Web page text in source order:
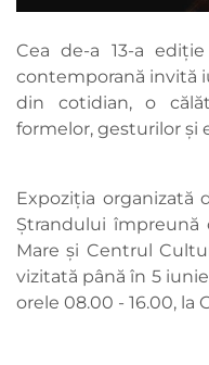
Cea de-a 13-a
contemporană invită
din cotidian, o
formelor, gesturilor și
Expoziția organizată
Ștrandului împreună
Mare și Centrul
vizitată până în 5
orele 08.00 - 16.00, la